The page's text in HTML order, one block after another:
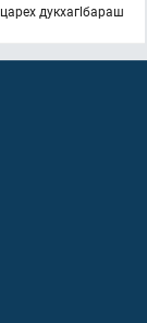
царех дукхагlбараш